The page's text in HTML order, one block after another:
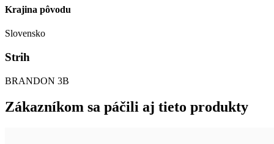
Krajina pôvodu
Slovensko
Strih
BRANDON 3B
Zákazníkom sa páčili aj tieto produkty